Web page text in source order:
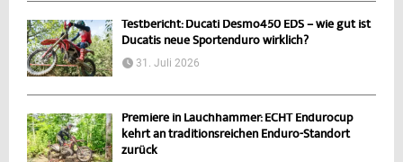
Testbericht: Ducati Desmo450 EDS – wie gut ist
Ducatis neue Sportenduro wirklich?
31. Juli 2026
Premiere in Lauchhammer: ECHT Endurocup
kehrt an traditionsreichen Enduro-Standort
zurück